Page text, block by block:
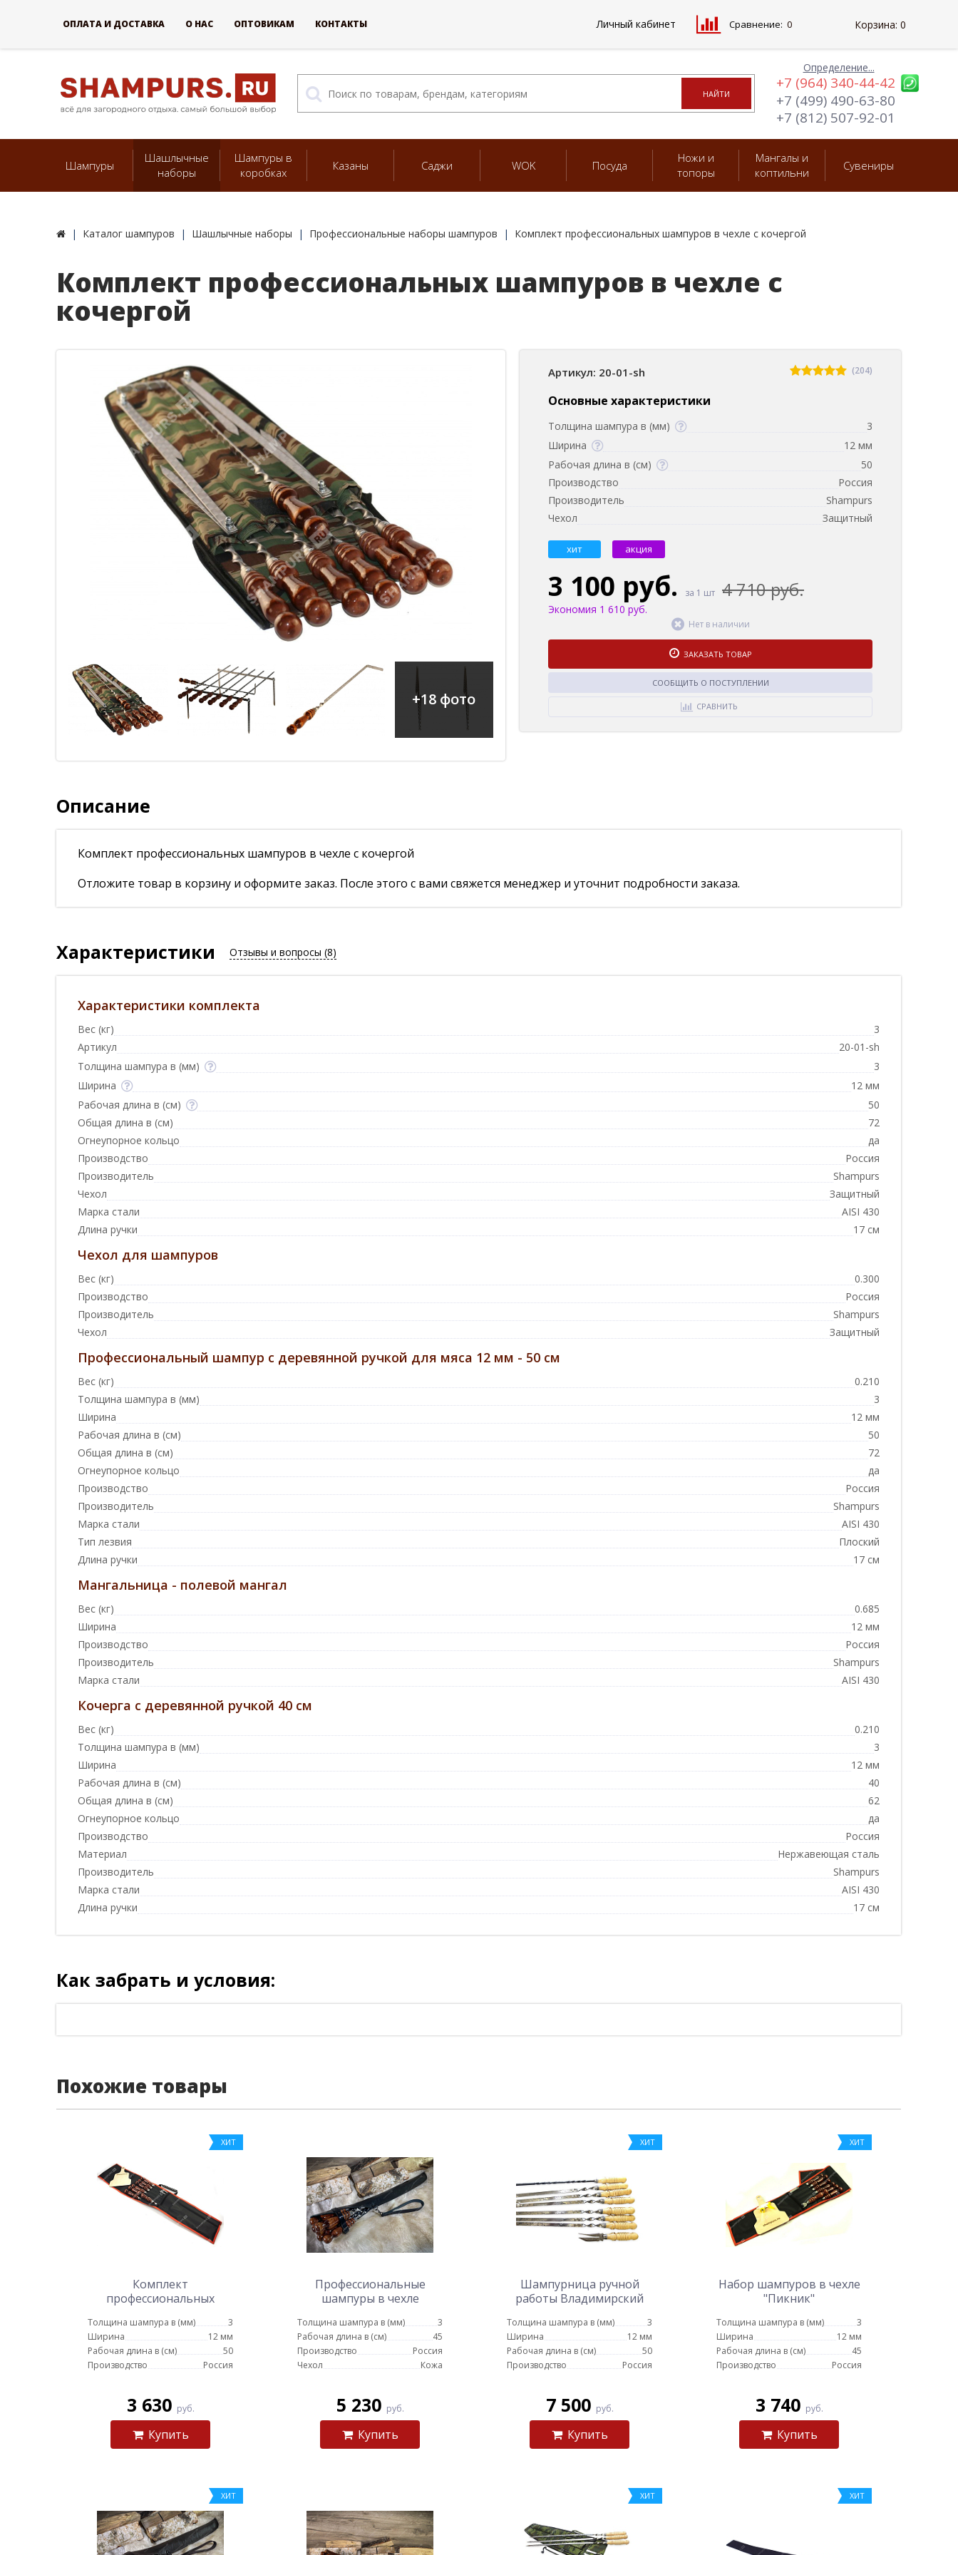
Определение...
+7 (964) 340-44-42
+7 (499) 490-63-80
+7 (812) 507-92-01
Шампуры
Шашлычные
наборы
Шампуры в
коробках
Казаны Саджи WOK Посуда
Ножи и
топоры
Мангалы и
коптильни
Сувениры
Каталог шампуров Шашлычные наборы Профессиональные наборы шампуров Комплект профессиональных шампуров в чехле с кочергой
Комплект профессиональных шампуров в чехле с
кочергой
+18 фото
Артикул: 20-01-sh (204)
Основные характеристики
Толщина шампура в (мм)
3
Ширина
12 мм
Рабочая длина в (см)
50
Производство
Россия
Производитель
Shampurs
Чехол
Защитный
хит акция
3 100 руб. за 1 шт 4 710 руб.
Экономия 1 610 руб.
Нет в наличии
ЗАКАЗАТЬ ТОВАР
СООБЩИТЬ О ПОСТУПЛЕНИИ
СРАВНИТЬ
Описание
Комплект профессиональных шампуров в чехле с кочергой
Отложите товар в корзину и оформите заказ. После этого с вами свяжется менеджер и уточнит подробности заказа.
Характеристики Отзывы и вопросы (8)
Характеристики комплекта
Вес (кг)
3
Артикул
20-01-sh
Толщина шампура в (мм)
3
Ширина
12 мм
Рабочая длина в (см)
50
Общая длина в (см)
72
Огнеупорное кольцо
да
Производство
Россия
Производитель
Shampurs
Чехол
Защитный
Марка стали
AISI 430
Длина ручки
17 см
Чехол для шампуров
Вес (кг)
0.300
Производство
Россия
Производитель
Shampurs
Чехол
Защитный
Профессиональный шампур с деревянной ручкой для мяса 12 мм - 50 см
Вес (кг)
0.210
Толщина шампура в (мм)
3
Ширина
12 мм
Рабочая длина в (см)
50
Общая длина в (см)
72
Огнеупорное кольцо
да
Производство
Россия
Производитель
Shampurs
Марка стали
AISI 430
Тип лезвия
Плоский
Длина ручки
17 см
Мангальница - полевой мангал
Вес (кг)
0.685
Ширина
12 мм
Производство
Россия
Производитель
Shampurs
Марка стали
AISI 430
Кочерга с деревянной ручкой 40 см
Вес (кг)
0.210
Толщина шампура в (мм)
3
Ширина
12 мм
Рабочая длина в (см)
40
Общая длина в (см)
62
Огнеупорное кольцо
да
Производство
Россия
Материал
Нержавеющая сталь
Производитель
Shampurs
Марка стали
AISI 430
Длина ручки
17 см
Как забрать и условия:
Похожие товары
ХИТ
Комплект
профессиональных
кочергой № 2
Толщина шампура в (мм)
3
Ширина
12 мм
Рабочая длина в (см)
50
Производство
Россия
3 630 руб.
Купить
Профессиональные
шампуры в чехле
Толщина шампура в (мм)
3
Рабочая длина в (см)
45
Производство
Россия
Чехол
Кожа
5 230 руб.
Купить
ХИТ
Шампурница ручной
работы Владимирский
на лезвии
Толщина шампура в (мм)
3
Ширина
12 мм
Рабочая длина в (см)
50
Производство
Россия
7 500 руб.
Купить
ХИТ
Набор шампуров в чехле
"Пикник"
Толщина шампура в (мм)
3
Ширина
12 мм
Рабочая длина в (см)
45
Производство
Россия
3 740 руб.
Купить
ХИТ ХИТ ХИТ
ОПЛАТА И ДОСТАВКА О НАС ОПТОВИКАМ КОНТАКТЫ Личный кабинет Сравнение: 0 Корзина: 0